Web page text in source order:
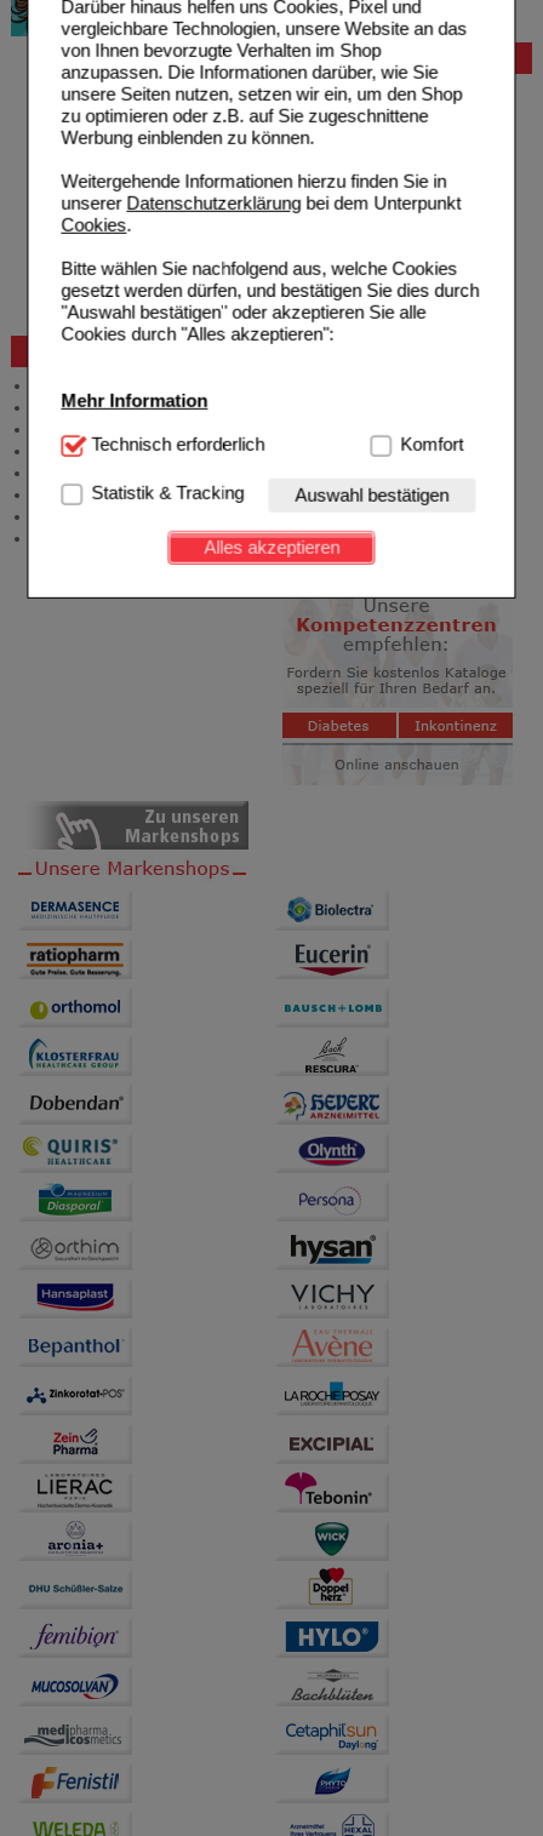
Darüber hinaus helfen uns Cookies, Pixel und
vergleichbare Technologien, unsere Website an das
von Ihnen bevorzugte Verhalten im Shop
anzupassen. Die Informationen darüber, wie Sie
unsere Seiten nutzen, setzen wir ein, um den Shop
zu optimieren oder z.B. auf Sie zugeschnittene
Werbung einblenden zu können.
Weitergehende Informationen hierzu finden Sie in
unserer Datenschutzerklärungbei dem Unterpunkt
Cookies.
Bitte wählen Sie nachfolgend aus, welche Cookies
gesetzt werden dürfen, und bestätigen Sie dies durch
"Auswahl bestätigen" oder akzeptieren Sie alle
Cookies durch "Alles akzeptieren":
Mehr Information
Technisch Notwendig:Hierbei handelt es sich um
Website notwendig sind (z.B. Navigation, Warenkorb,
Kundenkonto), weshalb auf diese nicht verzichtet
werden kann.
Einkaufserlebnis noch ansprechender zu gestalten,
beispielsweise für die Wiedererkennung des
Besuchers oder unsere Seite an bevorzugte
Verhaltensweisen (z.B. Spracheinstellung)
anzupassen. Komfort-Cookies ermöglichen es uns
anzuzeigen und unser Partnerprogramm zu
Informationen über die Art und Weise der Nutzung
unserer Website sammeln, mit deren Hilfe wir unsere
Website weiter für Sie optimieren können, den Inhalt
auf unserer Website aber auch die Werbung auf
Drittseiten möglichst relevant für Sie zu gestalten.
Bitte beachten Sie, dass Daten hierfür teilweise an
Dritte wie z.B. Google oder soziale Medien
übertragen werden.
Technisch erforderlich Komfort
Statistik & Tracking Auswahl bestätigen
Alles akzeptieren
Bestellung
Hilfe zur Anmeldung
Hilfe zum Bestellvorgang
Zahlungsmöglichkeiten
Freiumschläge anfordern
Freiumschläge downloaden
Widerrufsformular
Problembehebung
Bestellschein
Produktberatung
Zuzahlungsfreie Arzneien
Newsletter